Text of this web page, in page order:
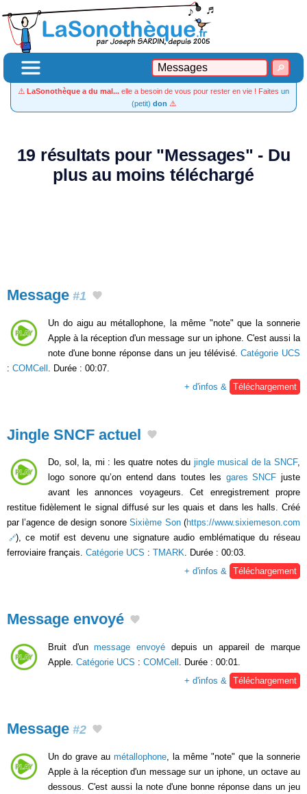
⚠️ LaSonothèque a du mal... elle a besoin de vous pour rester en vie ! Faites un
(petit) don ⚠️
19 résultats pour "Messages" - Du
plus au moins téléchargé
Message #1
Un do aigu au métallophone, la même "note" que la sonnerie
Apple à la réception d'un message sur un iphone. C'est aussi la
note d'une bonne réponse dans un jeu télévisé.Catégorie UCS
: COMCell . Durée : 00:07.
+ d'infos &
Téléchargement
Jingle SNCF actuel
Do, sol, la, mi : les quatre notes du jingle musical de la SNCF,
logo sonore qu’on entend dans toutes les gares SNCF juste
avant les annonces voyageurs. Cet enregistrement propre
restitue fidèlement le signal diffusé sur les quais et dans les halls. Créé
par l’agence de design sonoreSixième Son(https://www.sixiemeson.com
), ce motif est devenu une signature audio emblématique du réseau
ferroviaire français. Catégorie UCS : TMARK. Durée : 00:03.
+ d'infos & Téléchargement
Message envoyé
Bruit d'unmessage envoyédepuis un appareil de marque
Apple. Catégorie UCS : COMCell
. Durée : 00:01.
+ d'infos &
Téléchargement
Message #2
Un do grave au métallophone , la même "note" que la sonnerie
Apple à la réception d'un message sur un iphone, un octave au
dessous. C'est aussi la note d'une bonne réponse dans un jeu